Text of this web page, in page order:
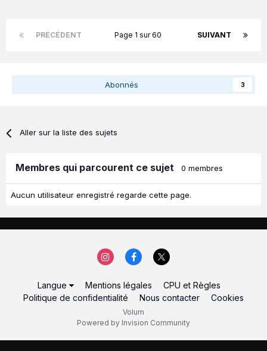
PRÉCÉDENT SUIVANT
Page 1 sur 60
Abonnés 3
Aller sur la liste des sujets
Membres qui parcourent ce sujet 0 membres
Aucun utilisateur enregistré regarde cette page.
Langue Mentions légales
CPU et Règles
Politique de confidentialité
Nous contacter Cookies
Volum
Powered by Invision Community